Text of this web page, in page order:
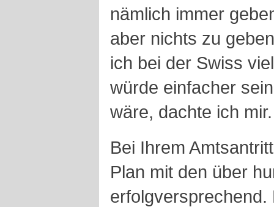
nämlich immer
aber nichts zu
ich bei der Swiss
würde einfacher
wäre, dachte ich mir.
Bei Ihrem
Plan mit den über